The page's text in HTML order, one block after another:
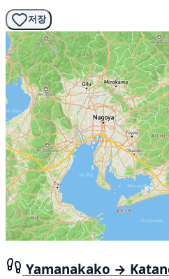
저장
Yamanakako →